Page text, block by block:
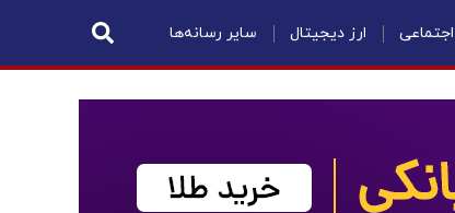
اجتماعی ارز دیجیتال سایر رسانه‌ها